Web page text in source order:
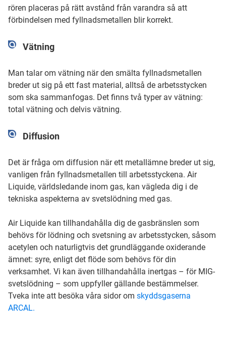
rören placeras på rätt avstånd från varandra så att
förbindelsen med fyllnadsmetallen blir korrekt.
Vätning
Man talar om vätning när den smälta fyllnadsmetallen
breder ut sig på ett fast material, alltså de arbetsstycken
som ska sammanfogas. Det finns två typer av vätning:
total vätning och delvis vätning.
Diffusion
Det är fråga om diffusion när ett metallämne breder ut sig,
vanligen från fyllnadsmetallen till arbetsstyckena. Air
Liquide, världsledande inom gas, kan vägleda dig i de
tekniska aspekterna av svetslödning med gas.
Air Liquide kan tillhandahålla dig de gasbränslen som
behövs för lödning och svetsning av arbetsstycken, såsom
acetylen och naturligtvis det grundläggande oxiderande
ämnet: syre, enligt det flöde som behövs för din
verksamhet. Vi kan även tillhandahålla inertgas – för MIG-
svetslödning – som uppfyller gällande bestämmelser.
Tveka inte att besöka våra sidor om skyddsgaserna
ARCAL.